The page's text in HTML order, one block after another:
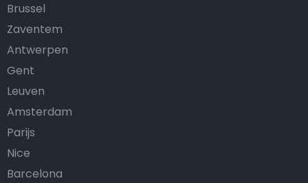
Brussel
Zaventem
Antwerpen
Gent
Leuven
Amsterdam
Parijs
Nice
Barcelona